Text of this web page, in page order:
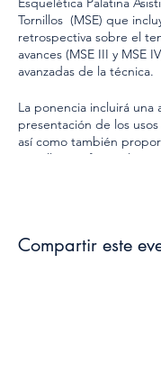
Tornillos (MSE) que
retrospectiva sobre el
avances (MSE III y MSE
avanzadas de la técnica.
La ponencia incluirá una
presentación de los
así como también
aquellos profesionales
Incluye: Congreso de 1
Compartir este